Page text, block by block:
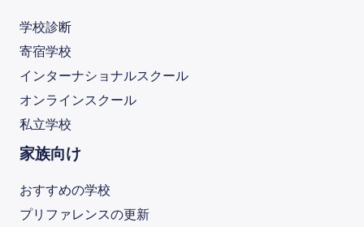
学校診断
寄宿学校
インターナショナルスクール
オンラインスクール
私立学校
家族向け
おすすめの学校
プリファレンスの更新